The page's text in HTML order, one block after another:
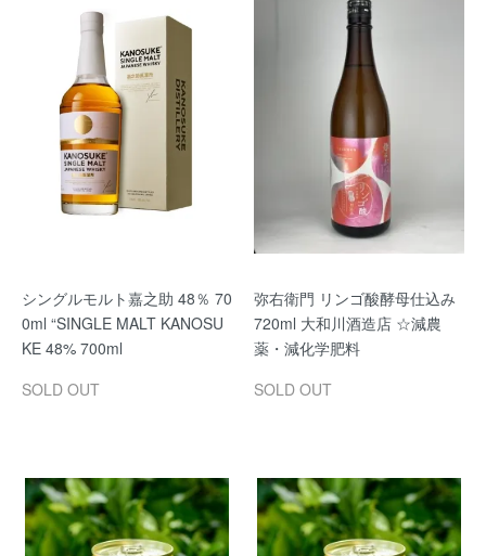
シングルモルト嘉之助 48％ 70
0ml “SINGLE MALT KANOSU
KE 48% 700ml
SOLD OUT
弥右衛門 リンゴ酸酵母仕込み
720ml 大和川酒造店 ☆減農
薬・減化学肥料
SOLD OUT